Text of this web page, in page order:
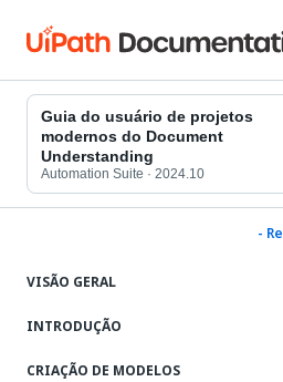
Guia do usuário de projetos
modernos do Document
Understanding
Automation Suite · 2024.10
-
VISÃO GERAL
INTRODUÇÃO
CRIAÇÃO DE MODELOS